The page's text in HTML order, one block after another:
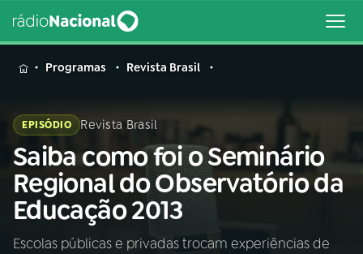
MENU
Buscar
na
Rádio
Nacional
Buscar
AO VIVO
Programas Revista Brasil
EPISÓDIO Revista Brasil
Saiba como foi o Seminário
Regional do Observatório da
Educação 2013
Escolas públicas e privadas trocam experiências de